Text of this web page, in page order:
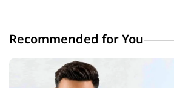
Recommended for You